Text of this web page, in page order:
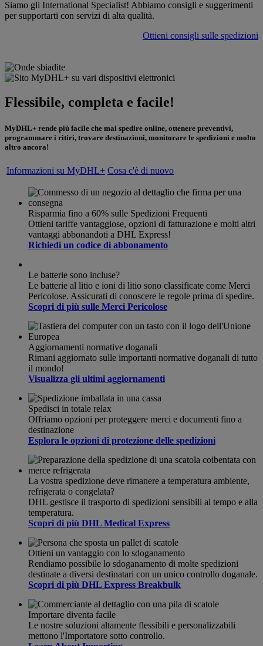
Siamo gli International Specialist! Abbiamo consigli e suggerimenti
per supportarti con servizi di alta qualità.
Ottieni consigli sulle spedizioni
Flessibile, completa e facile!
MyDHL+ rende più facile che mai spedire online, ottenere preventivi,
programmare i ritiri, trovare destinazioni, monitorare le spedizioni e molto
altro ancora!
Informazioni su MyDHL+ Cosa c'è di nuovo
Risparmia fino a 60% sulle Spedizioni Frequenti
Ottieni tariffe vantaggiose, opzioni di fatturazione e molti altri
vantaggi abbonandoti a DHL Express!
Richiedi un codice di abbonamento
Le batterie sono incluse?
Le batterie al litio e ioni di litio sono classificate come Merci
Pericolose. Assicurati di conoscere le regole prima di spedire.
Scopri di più sulle Merci Pericolose
Aggiornamenti normative doganali
Rimani aggiornato sulle importanti normative doganali di tutto
il mondo!
Visualizza gli ultimi aggiornamenti
Spedisci in totale relax
Offriamo opzioni per proteggere merci e documenti fino a
destinazione
Esplora le opzioni di protezione delle spedizioni
La vostra spedizione deve rimanere a temperatura ambiente,
refrigerata o congelata?
DHL gestisce il trasporto di spedizioni sensibili al tempo e alla
temperatura.
Scopri di più DHL Medical Express
Ottieni un vantaggio con lo sdoganamento
Rendiamo possibile lo sdoganamento di molte spedizioni
destinate a diversi destinatari con un unico controllo doganale.
Scopri di più DHL Express Breakbulk
Importare diventa facile
Le nostre soluzioni altamente flessibili e personalizzabili
mettono l'Importatore sotto controllo.